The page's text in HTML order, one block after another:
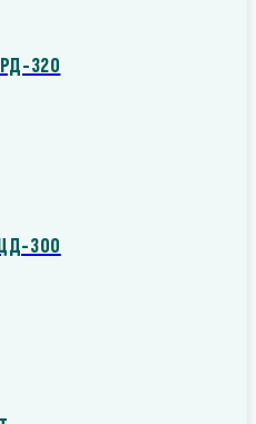
320
300